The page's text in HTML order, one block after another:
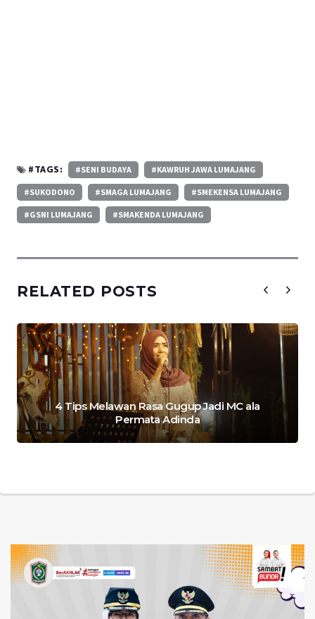
#TAGS: #SENI BUDAYA #KAWRUH JAWA LUMAJANG
#SUKODONO #SMAGA LUMAJANG #SMEKENSA LUMAJANG
#GSNI LUMAJANG #SMAKENDA LUMAJANG
RELATED POSTS
4 Tips Melawan Rasa Gugup Jadi MC ala
Permata Adinda